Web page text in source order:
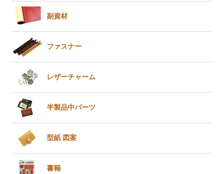
副資材
ファスナー
レザーチャーム
半製品中パーツ
型紙 図案
書籍